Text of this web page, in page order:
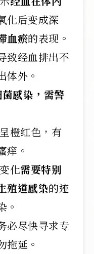
化后变成深
血瘀的表现。
致经血排出不
体外。
感染，需警
橙红色，有
痒。
化需要特别
殖道感染的迹
。
必尽快寻求专
拖延。